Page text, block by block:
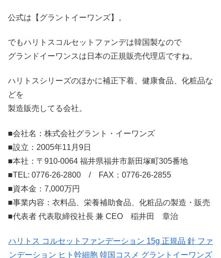
公式は【グラントイーワンズ】。
でもハリトスコルセットファンデは韓国製なので
グランドイーワンスは日本の正規販売代理店ですね。
ハリトスシリーズのほかに補正下着、健康食品、化粧品な
どを
製造販売してる会社。
■会社名：株式会社グラント・イーワンズ
■設立：2005年11月9日
■本社：〒910-0064 福井県福井市新田塚町305番地
■TEL: 0776-26-2800 / FAX：0776-26-2855
■資本金：7,000万円
■事業内容：衣料品、栄養補助食品、化粧品の製造・販売
■代表者 代表取締役社長 兼 CEO 稲井田 章治
ハリトス コルセットファンデーション 15g 正規品 針 ファ
ンデーション ヒト幹細胞 韓国コスメ グラントイーワンズ